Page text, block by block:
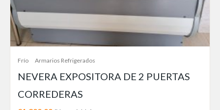
Frío Armarios Refrigerados
NEVERA EXPOSITORA DE 2 PUERTAS
CORREDERAS